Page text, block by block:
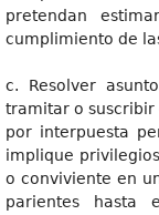
pretendan
cumplimiento de
c. Resolver
tramitar o suscribir
por interpuesta
implique
o conviviente en
parientes hasta